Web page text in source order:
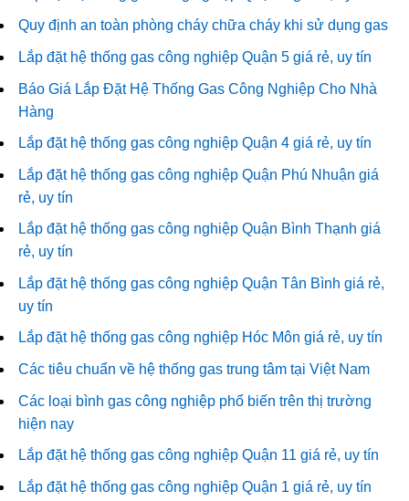
Quy định an toàn phòng cháy chữa cháy khi sử dụng gas
Lắp đặt hệ thống gas công nghiệp Quận 5 giá rẻ, uy tín
Báo Giá Lắp Đặt Hệ Thống Gas Công Nghiệp Cho Nhà
Hàng
Lắp đặt hệ thống gas công nghiệp Quận 4 giá rẻ, uy tín
Lắp đặt hệ thống gas công nghiệp Quận Phú Nhuận giá
rẻ, uy tín
Lắp đặt hệ thống gas công nghiệp Quận Bình Thạnh giá
rẻ, uy tín
Lắp đặt hệ thống gas công nghiệp Quận Tân Bình giá rẻ,
uy tín
Lắp đặt hệ thống gas công nghiệp Hóc Môn giá rẻ, uy tín
Các tiêu chuẩn về hệ thống gas trung tâm tại Việt Nam
Các loại bình gas công nghiệp phổ biến trên thị trường
hiện nay
Lắp đặt hệ thống gas công nghiệp Quận 11 giá rẻ, uy tín
Lắp đặt hệ thống gas công nghiệp Quận 1 giá rẻ, uy tín